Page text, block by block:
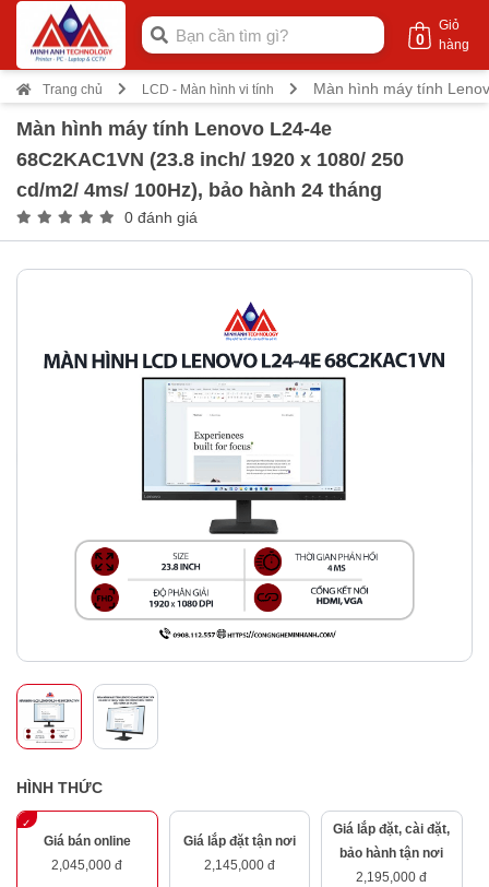
Giỏ
hàng
0
Trang chủ LCD - Màn hình vi tính Màn hình máy tính
Màn hình máy tính Lenovo L24-4e
68C2KAC1VN (23.8 inch/ 1920 x 1080/ 250
cd/m2/ 4ms/ 100Hz), bảo hành 24 tháng
0 đánh giá
HÌNH THỨC
Giá bán online
2,045,000 đ
Giá lắp đặt tận nơi
2,145,000 đ
Giá lắp đặt, cài đặt,
bảo hành tận nơi
2,195,000 đ